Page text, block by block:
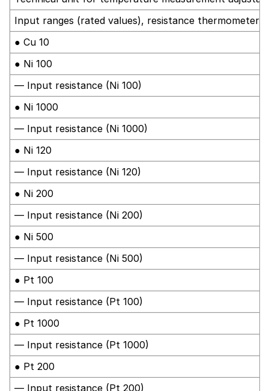
Input ranges (rated values), resistance thermometer
● Cu 10
● Ni 100
— Input resistance (Ni 100)
● Ni 1000
— Input resistance (Ni 1000)
● Ni 120
— Input resistance (Ni 120)
● Ni 200
— Input resistance (Ni 200)
● Ni 500
— Input resistance (Ni 500)
● Pt 100
— Input resistance (Pt 100)
● Pt 1000
— Input resistance (Pt 1000)
● Pt 200
— Input resistance (Pt 200)